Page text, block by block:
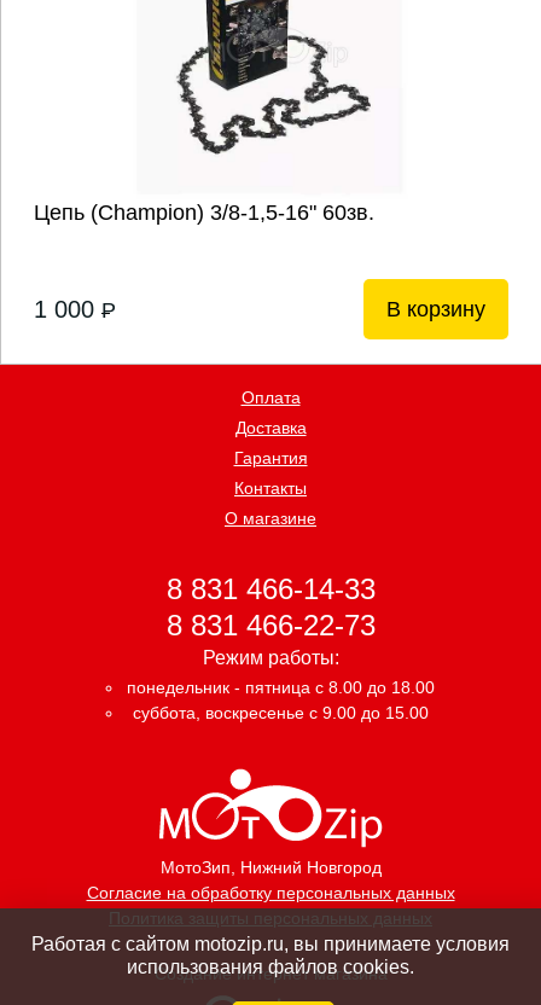
Цепь (Champion) 3/8-1,5-16" 60зв.
1 000 P В корзину
МотоЗип, Нижний Новгород
Согласие на обработку персональных данных
Политика защиты персональных данных
Оплата
Доставка
Гарантия
Контакты
О магазине
8 831 466-14-33
8 831 466-22-73
Режим работы:
понедельник - пятница с 8.00 до 18.00
суббота, воскресенье с 9.00 до 15.00
Создание интернет магазина
Работая с сайтом motozip.ru, вы принимаете условия
использования файлов cookies.